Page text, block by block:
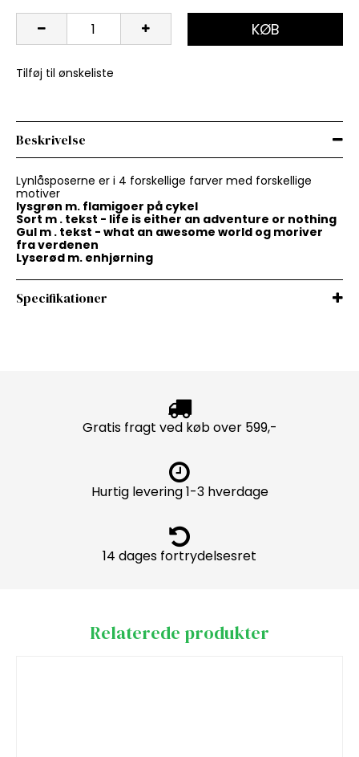
KØB
Tilføj til ønskeliste
Beskrivelse
Lynlåsposerne er i 4 forskellige farver med forskellige
motiver
lysgrøn m. flamigoer på cykel
Sort m . tekst - life is either an adventure or nothing
Gul m . tekst - what an awesome world og moriver
fra verdenen
Lyserød m. enhjørning
Specifikationer
Gratis fragt ved køb over 599,-
Hurtig levering 1-3 hverdage
14 dages fortrydelsesret
Relaterede produkter